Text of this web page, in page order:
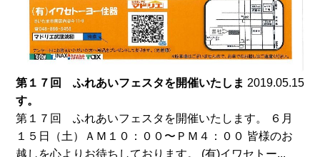
第１７回 ふれあいフェスタを開催いたしま
す。
2019.05.15
第１７回 ふれあいフェスタを開催いたします。 ６月
１５日（土）ＡＭ１０：００〜ＰＭ４：００ 皆様のお
越しを心よりお待ちしております。 (有)イワセトー...